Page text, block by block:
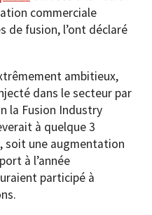
commerciale
de fusion, l’ont déclaré
ambitieux,
dans le secteur par
la Fusion Industry
à quelque 3
soit une augmentation
à l’année
participé à